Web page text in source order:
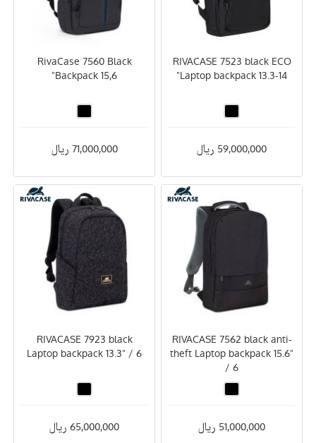
RIVACASE 7523 black ECO
Laptop backpack 13.3-14"
59,000,000 ریال
RivaCase 7560 Black
Backpack 15,6"
71,000,000 ریال
RIVACASE 7562 black anti-
theft Laptop backpack 15.6"
/ 6
51,000,000 ریال
RIVACASE 7923 black
Laptop backpack 13.3" / 6
65,000,000 ریال